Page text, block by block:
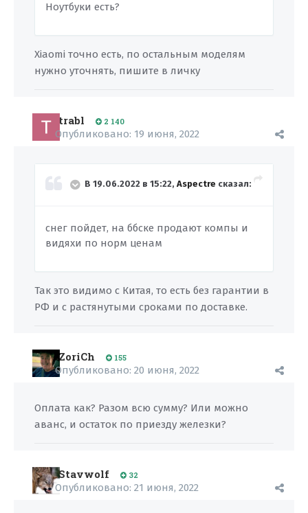
Ноутбуки есть?
Xiaomi точно есть, по остальным моделям
нужно уточнять, пишите в личку
trabl 2 140
Опубликовано: 19 июня, 2022
В 19.06.2022 в 15:22, Aspectre сказал:
снег пойдет, на ббске продают компы и
видяхи по норм ценам
Так это видимо с Китая, то есть без гарантии в
РФ и с растянутыми сроками по доставке.
ZoriCh 155
Опубликовано: 20 июня, 2022
Оплата как? Разом всю сумму? Или можно
аванс, и остаток по приезду железки?
Stavwolf 32
Опубликовано: 21 июня, 2022